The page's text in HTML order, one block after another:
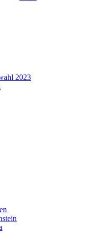
2023